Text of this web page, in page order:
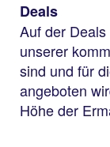
Deals
Auf der
unserer
sind und für
angeboten
Höhe der